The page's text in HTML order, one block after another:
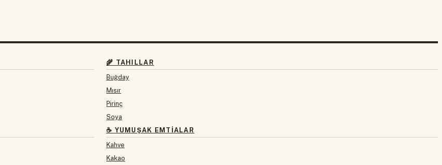
🌾 TAHILLAR
Buğday
Mısır
Pirinç
Soya
☕ YUMUŞAK EMTIALAR
Kahve
Kakao